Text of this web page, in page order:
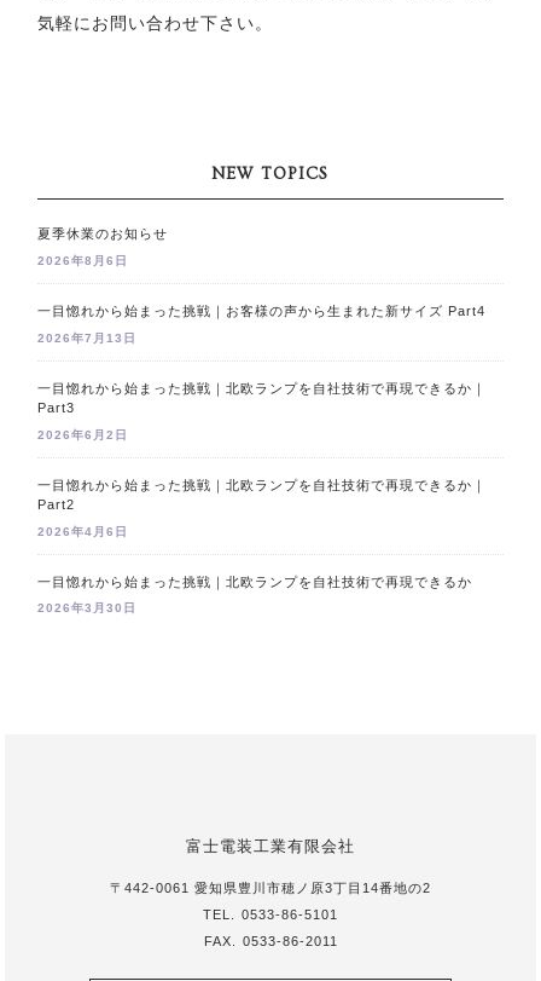
気軽にお問い合わせ下さい。
NEW TOPICS
夏季休業のお知らせ
2026年8月6日
一目惚れから始まった挑戦｜お客様の声から生まれた新サイズ Part4
2026年7月13日
一目惚れから始まった挑戦｜北欧ランプを自社技術で再現できるか｜
Part3
2026年6月2日
一目惚れから始まった挑戦｜北欧ランプを自社技術で再現できるか｜
Part2
2026年4月6日
一目惚れから始まった挑戦｜北欧ランプを自社技術で再現できるか
2026年3月30日
富士電装工業有限会社
〒442-0061 愛知県豊川市穂ノ原3丁目14番地の2
TEL. 0533-86-5101
FAX. 0533-86-2011